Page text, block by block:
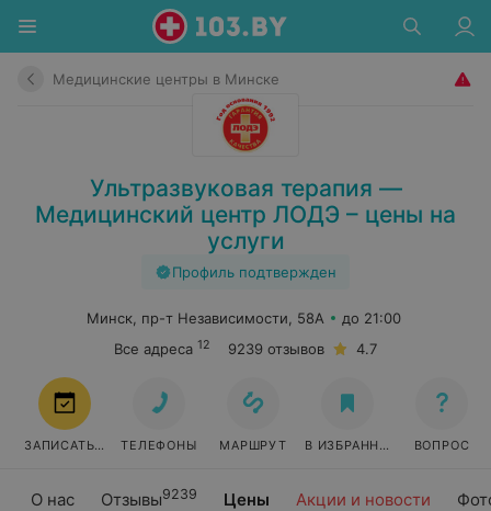
Медицинские центры в Минске
Ультразвуковая терапия —
Медицинский центр ЛОДЭ – цены на
услуги
Профиль подтвержден
О нас Отзывы9239 Цены Акции и новости
Минск, пр-т Независимости, 58А
до 21:00
Все адреса 12 9239 отзывов 4.7
ЗАПИСАТЬСЯ ТЕЛЕФОНЫ МАРШРУТ В ИЗБРАННОЕ ВОПРОС